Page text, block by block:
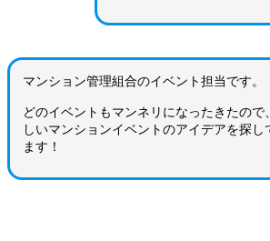
マンション管理組合のイベント担当です。
どのイベントもマンネリになったきたので
しいマンションイベントのアイデアを探し
ます！